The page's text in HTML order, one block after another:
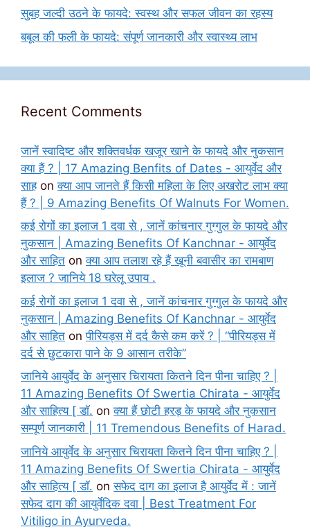
सुबह जल्दी उठने के फायदे: स्वस्थ और सफल जीवन का रहस्य
बबूल की फली के फायदे: संपूर्ण जानकारी और स्वास्थ्य लाभ
Recent Comments
जानें स्वादिष्ट और शक्तिवर्धक खजूर खाने के फायदे और नुकसान
क्या हैं ? | 17 Amazing Benfits of Dates - आयुर्वेद और
साहonक्या आप जानते हैं किसी महिला के लिए अखरोट लाभ क्या
हैं ? | 9 Amazing Benefits Of Walnuts For Women.
कई रोगों का इलाज 1 दवा से , जानें कांचनार गुग्गुल के फायदे और
नुकसान | Amazing Benefits Of Kanchnar - आयुर्वेद
और साहित onक्या आप तलाश रहे हैं खूनी बवासीर का रामबाण
इलाज ? जानिये 18 घरेलू उपाय .
कई रोगों का इलाज 1 दवा से , जानें कांचनार गुग्गुल के फायदे और
नुकसान | Amazing Benefits Of Kanchnar - आयुर्वेद
और साहित onपीरियड्स में दर्द कैसे कम करें ? | “पीरियड्स में
दर्द से छुटकारा पाने के 9 आसान तरीके”
जानिये आयुर्वेद के अनुसार चिरायता कितने दिन पीना चाहिए ? |
11 Amazing Benefits Of Swertia Chirata - आयुर्वेद
और साहित्य [ डॉ. onक्या हैं छोटी हरड़ के फायदे और नुकसान
सम्पूर्ण जानकारी | 11 Tremendous Benefits of Harad.
जानिये आयुर्वेद के अनुसार चिरायता कितने दिन पीना चाहिए ? |
11 Amazing Benefits Of Swertia Chirata - आयुर्वेद
और साहित्य [ डॉ. onसफेद दाग का इलाज है आयुर्वेद में : जानें
सफेद दाग की आयुर्वेदिक दवा | Best Treatment For
Vitiligo in Ayurveda.